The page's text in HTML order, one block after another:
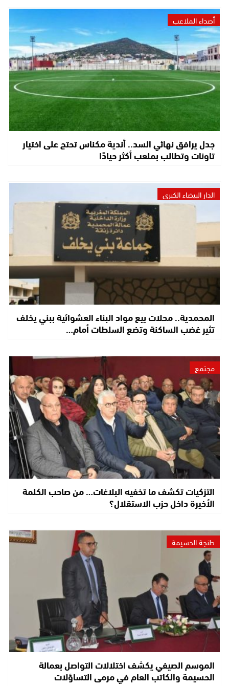
أصداء الملاعب
جدل يرافق نهائي السد.. أندية مكناس تحتج على اختيار
تاونات وتطالب بملعب أكثر حيادًا
الدار البيضاء الكبرى
المحمدية.. محلات بيع مواد البناء العشوائية ببني يخلف
تثير غضب الساكنة وتضع السلطات أمام…
مجتمع
التزكيات تكشف ما تخفيه البلاغات… من صاحب الكلمة
الأخيرة داخل حزب الاستقلال؟
طنجة الحسيمة
الموسم الصيفي يكشف اختلالات التواصل بعمالة
الحسيمة والكاتب العام في مرمى التساؤلات